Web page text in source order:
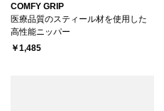
COMFY GRIP
医療品質のスティール材を使用した
高性能ニッパー
￥1,485